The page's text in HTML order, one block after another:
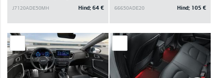
J7120ADE50MH Hind: 64 € 66650ADE20 Hind: 105 €